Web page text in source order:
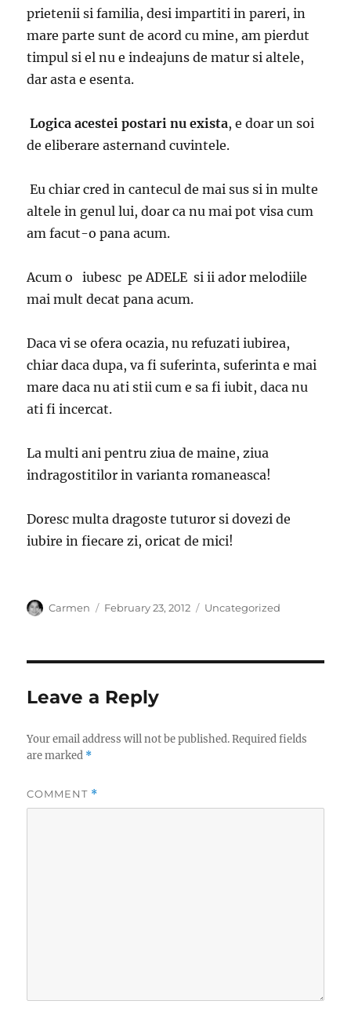
prietenii si familia, desi impartiti in pareri, in
mare parte sunt de acord cu mine, am pierdut
timpul si el nu e indeajuns de matur si altele,
dar asta e esenta.
Logica acestei postari nu exista, e doar un soi
de eliberare asternand cuvintele.
Eu chiar cred in cantecul de mai sus si in multe
altele in genul lui, doar ca nu mai pot visa cum
am facut-o pana acum.
Acum o iubesc pe ADELE si ii ador melodiile
mai mult decat pana acum.
Daca vi se ofera ocazia, nu refuzati iubirea,
chiar daca dupa, va fi suferinta, suferinta e mai
mare daca nu ati stii cum e sa fi iubit, daca nu
ati fi incercat.
La multi ani pentru ziua de maine, ziua
indragostitilor in varianta romaneasca!
Doresc multa dragoste tuturor si dovezi de
iubire in fiecare zi, oricat de mici!
Author
Carmen
Posted
February 23, 2012 Categories
Uncategorized
Leave a Reply
Your email address will not be published. Required fields
are marked *
COMMENT *